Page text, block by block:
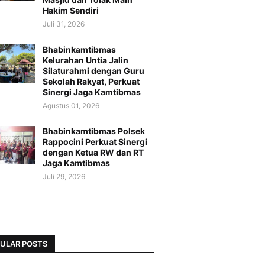
Hakim Sendiri
Juli 31, 2026
Bhabinkamtibmas
Kelurahan Untia Jalin
Silaturahmi dengan Guru
Sekolah Rakyat, Perkuat
Sinergi Jaga Kamtibmas
Agustus 01, 2026
Bhabinkamtibmas Polsek
Rappocini Perkuat Sinergi
dengan Ketua RW dan RT
Jaga Kamtibmas
Juli 29, 2026
POSTS